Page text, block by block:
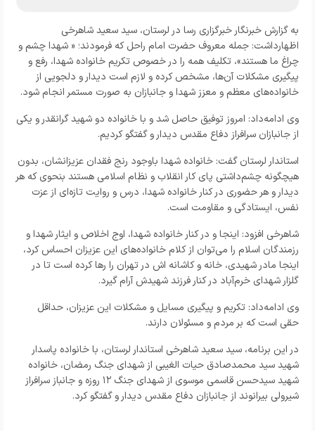
به گزارش خبرنگار خبرگزاری رسا در لرستان، سید سعید شاهرخی
اظهارداشت: جمله معروف حضرت امام راحل که فرمودند؛ « شهدا چشم و
چراغ ما هستند»، تکلیف همه را در خصوص تکریم خانواده شهدا، رفع و
پیگیری مشکلات آن‌ها، مشخص کرده و لازم است دیدار و دلجویی از
خانواده‌های معظم و معزز شهدا و جانبازان به صورت مستمر انجام شود.
وی ادامه‌داد: امروز توفیق حاصل شد و با خانواده دو شهید گرانقدر و یکی
از جانبازان سرافراز دفاع مقدس دیدار و گفتگو کردیم.
استاندار لرستان گفت: خانواده شهدا باوجود رنج فقدان عزیزانشان، بدون
هیچگونه چشم‌داشتی پای کار انقلاب و نظام اسلامی هستند بنحوی که هر
دیدار و هر حضوری در کنار خانواده شهدا، درس و روایت تازه‌ای از عزت
نفس، ایستادگی و مقاومت است.
شاهرخی افزود: اینجا و در کنار خانواده شهدا، اوج اخلاص و ایثار شهدا و
رزمندگان اسلام را می‌توان از کلام خانواده‌های این عزیزان احساس کرد،
اینجا مادر شهیدی، خانه و کاشانه اش در تهران را رها کرده است تا در
گلزار شهدای خرم‌آباد در کنار فرزند شهیدش آرام گیرد.
وی ادامه‌داد: تکریم و پیگیری مسایل و مشکلات این عزیزان، حداقل
حقی است که بر مردم و مسئولان دارند.
در این برنامه، سید سعید شاهرخی استاندار لرستان، با خانواده پاسدار
شهید سید محمدصادق حیات الغیبی از شهدای جنگ رمضان، خانواده
شهید سیدحسن قاسمی موسوی از شهدای جنگ ۱۲ روزه و جانباز سرافراز
شیرولی بیرانوند از جانبازان دفاع مقدس دیدار و گفتگو کرد.